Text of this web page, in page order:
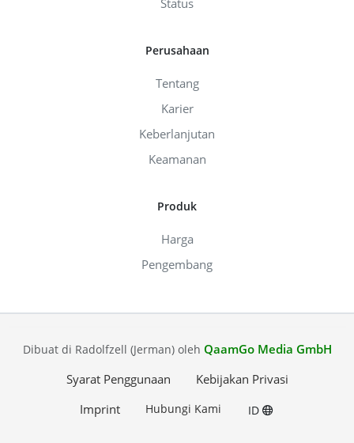
Perusahaan
Tentang
Karier
Keberlanjutan
Keamanan
Produk
Harga
Pengembang
Dibuat di Radolfzell (Jerman) oleh QaamGo Media GmbH
Syarat Penggunaan
Kebijakan Privasi
Imprint
Hubungi Kami ID